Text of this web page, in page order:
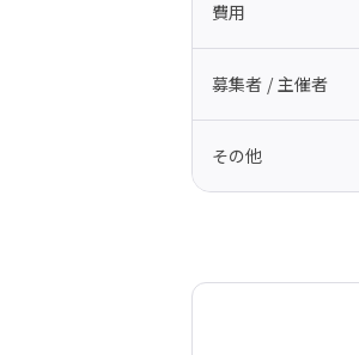
費用
募集者 / 主催者
その他